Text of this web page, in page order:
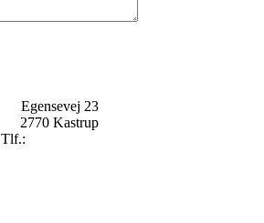
Egensevej 23
2770 Kastrup
Tlf.: